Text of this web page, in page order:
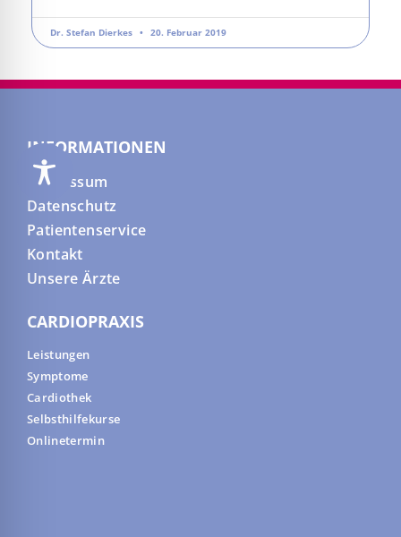
Dr. Stefan Dierkes 20. Februar 2019
INFORMATIONEN
Impressum
Datenschutz
Patientenservice
Kontakt
Unsere Ärzte
CARDIOPRAXIS
Leistungen
Symptome
Cardiothek
Selbsthilfekurse
Onlinetermin